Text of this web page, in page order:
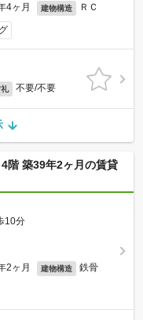
4ヶ月 建物構造 ＲＣ
不要/不要
階 築39年2ヶ月の賃貸
10分
2ヶ月 建物構造 鉄骨